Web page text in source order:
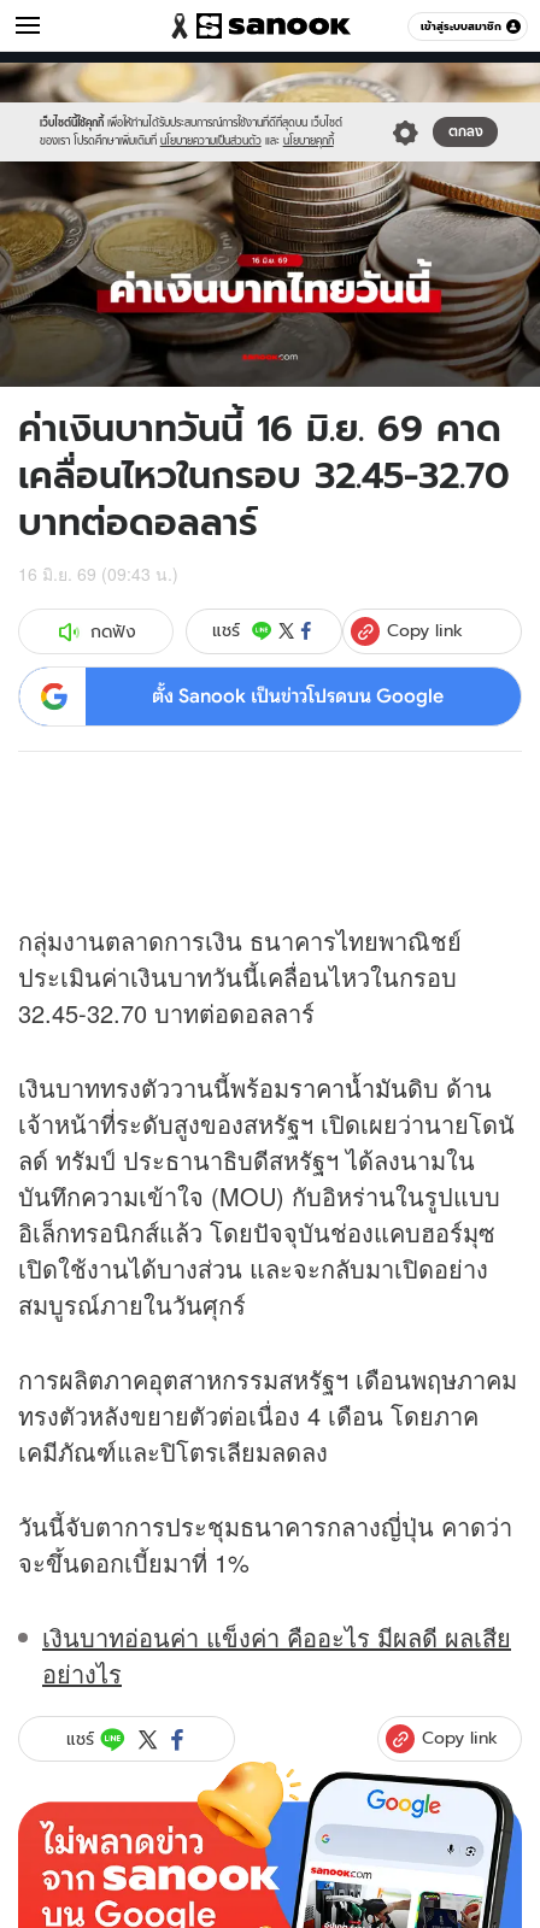
เข้าสู่ระบบสมาชิก
เศรษฐกิจ หมวดอื่นๆ
เว็บไซต์นี้ใช้คุกกี้ เพื่อให้ท่านได้รับประสบการณ์การใช้งานที่ดีที่สุดบน เว็บไซต์
ของเรา โปรดศึกษาเพิ่มเติมที่ นโยบายความเป็นส่วนตัว และ นโยบายคุกกี้
ตกลง
Sanook
//s.isanook.com/sr/0/images/logo-
new-
sanook.png
600
60
//s.isanook.com/mn/0/ud/190/952739/new-
thumbnail1200x720-
20.jpg
ค่าเงินบาทวันนี้ 16 มิ.ย. 69 คาด
เคลื่อนไหวในกรอบ 32.45-32.70
บาทต่อดอลลาร์
16 มิ.ย. 69 (09:43 น.)
กดฟัง แชร์ Copy link
ตั้ง Sanook เป็นข่าวโปรดบน Google
กลุ่มงานตลาดการเงิน ธนาคารไทยพาณิชย์
ประเมินค่าเงินบาทวันนี้เคลื่อนไหวในกรอบ
32.45-32.70 บาทต่อดอลลาร์
เงินบาททรงตัววานนี้พร้อมราคาน้ำมันดิบ ด้าน
เจ้าหน้าที่ระดับสูงของสหรัฐฯ เปิดเผยว่านายโดนั
ลด์ ทรัมป์ ประธานาธิบดีสหรัฐฯ ได้ลงนามใน
บันทึกความเข้าใจ (MOU) กับอิหร่านในรูปแบบ
อิเล็กทรอนิกส์แล้ว โดยปัจจุบันช่องแคบฮอร์มุซ
เปิดใช้งานได้บางส่วน และจะกลับมาเปิดอย่าง
สมบูรณ์ภายในวันศุกร์
การผลิตภาคอุตสาหกรรมสหรัฐฯ เดือนพฤษภาคม
ทรงตัวหลังขยายตัวต่อเนื่อง 4 เดือน โดยภาค
เคมีภัณฑ์และปิโตรเลียมลดลง
วันนี้จับตาการประชุมธนาคารกลางญี่ปุ่น คาดว่า
จะขึ้นดอกเบี้ยมาที่ 1%
เงินบาทอ่อนค่า แข็งค่า คืออะไร มีผลดี ผลเสีย
อย่างไร
แชร์ Copy link